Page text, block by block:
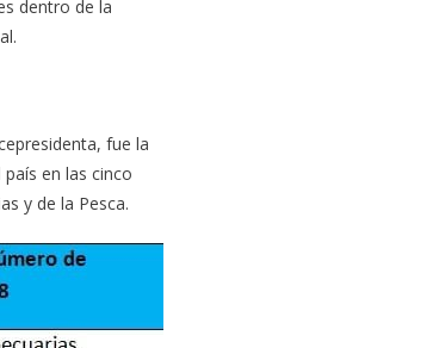
dentro de la
fue la
en las cinco
y de la Pesca.